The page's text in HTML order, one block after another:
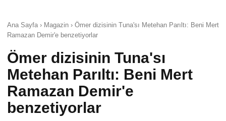
Ana Sayfa › Magazin › Ömer dizisinin Tuna'sı Metehan Parıltı: Beni Mert
Ramazan Demir'e benzetiyorlar
Ömer dizisinin Tuna'sı
Metehan Parıltı: Beni Mert
Ramazan Demir'e
benzetiyorlar